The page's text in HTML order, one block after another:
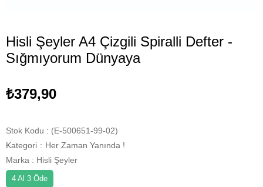
Hisli Şeyler A4 Çizgili Spiralli Defter -
Sığmıyorum Dünyaya
₺379,90
Stok Kodu
(E-500651-99-02)
Kategori : Her Zaman Yanında !
Marka : Hisli Şeyler
4 Al 3 Öde